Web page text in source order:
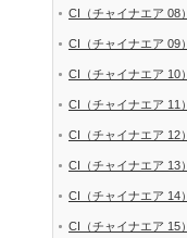
CI（チャイナエア 08）
CI（チャイナエア 09）
CI（チャイナエア 10）
CI（チャイナエア 11）
CI（チャイナエア 12）
CI（チャイナエア 13）
CI（チャイナエア 14）
CI（チャイナエア 15）